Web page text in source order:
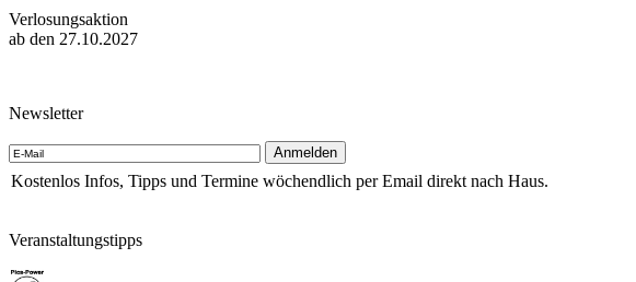
Verlosungsaktion
ab den 27.10.2027
Newsletter
Kostenlos Infos, Tipps und Termine wöchendlich per Email direkt nach Haus.
Veranstaltungstipps